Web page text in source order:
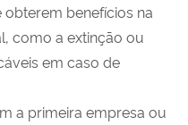
benefícios na
como a extinção ou
em caso de
a primeira empresa ou